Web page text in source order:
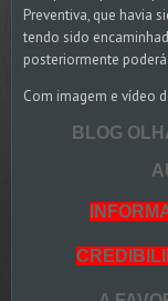
Preventiva, que havia
tendo sido
posteriormente
Com imagem e vídeo
BLOG